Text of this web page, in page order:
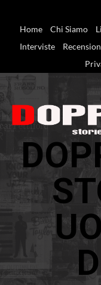
Home
Chi Siamo
Interviste